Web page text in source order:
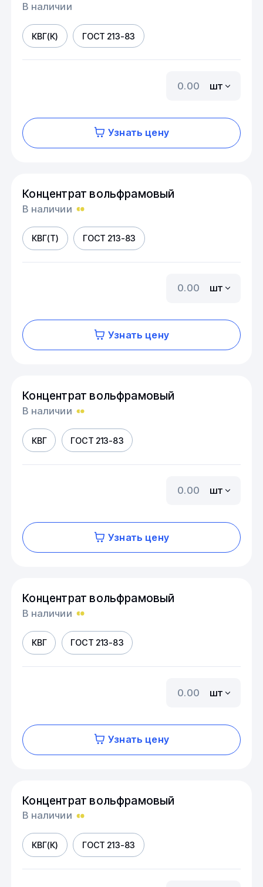
В наличии
КВГ(К) ГОСТ 213-83
шт
Узнать цену
Концентрат вольфрамовый
В наличии
КВГ(Т) ГОСТ 213-83
шт
Узнать цену
Концентрат вольфрамовый
В наличии
КВГ ГОСТ 213-83
шт
Узнать цену
Концентрат вольфрамовый
В наличии
КВГ ГОСТ 213-83
шт
Узнать цену
Концентрат вольфрамовый
В наличии
КВГ(К) ГОСТ 213-83